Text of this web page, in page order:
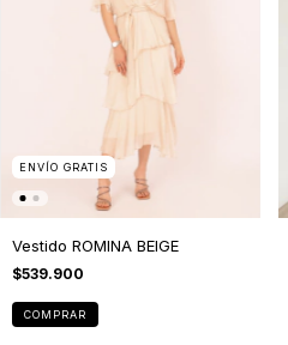
ENVÍO GRATIS
Vestido ROMINA BEIGE
$539.900
COMPRAR